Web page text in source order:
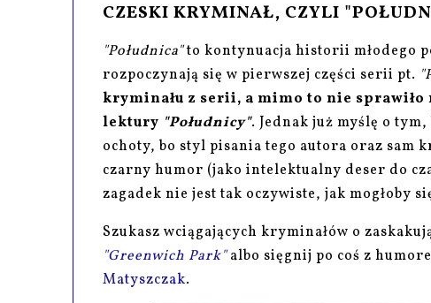
CZESKI KRYMINAŁ, CZYLI
"Południca"to kontynuacja historii młodego
rozpoczynają się w pierwszej części serii pt.
kryminału z serii, a mimo to nie
lektury "Południcy". Jednak już myślę o
ochoty, bo styl pisania tego autora oraz sam
czarny humor (jako intelektualny deser do
zagadek nie jest tak oczywiste, jak mogłoby
Szukasz wciągających kryminałów o
"Greenwich Park"albo sięgnij po coś z
Matyszczak.